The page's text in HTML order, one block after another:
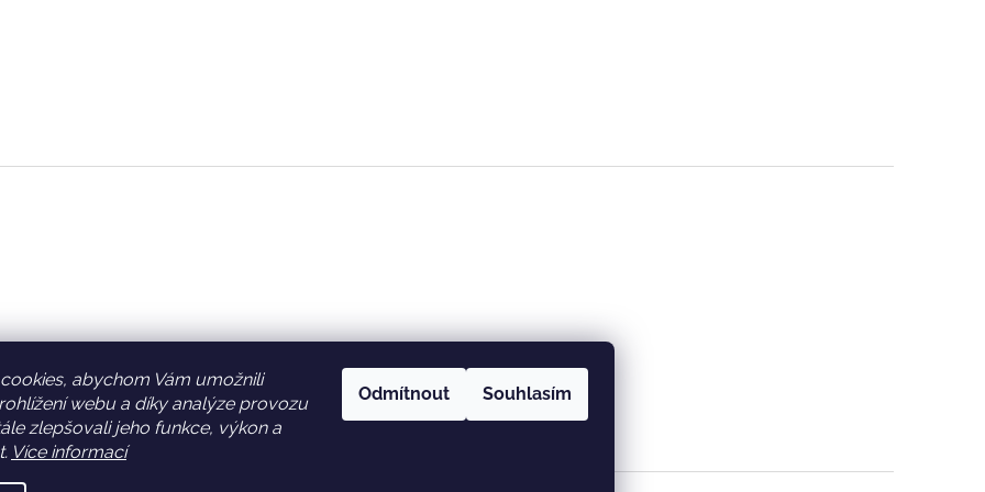
abychom Vám umožnili
webu a díky analýze provozu
zlepšovali jeho funkce, výkon a
Více informací
Odmítnout Souhlasím
Facebook Věrnostní slevy